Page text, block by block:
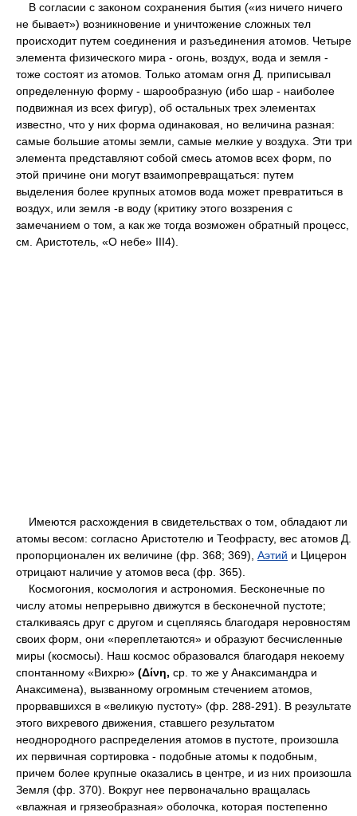
В согласии с законом сохранения бытия («из ничего ничего
не бывает») возникновение и уничтожение сложных тел
происходит путем соединения и разъединения атомов. Четыре
элемента физического мира - огонь, воздух, вода и земля -
тоже состоят из атомов. Только атомам огня Д. приписывал
определенную форму - шарообразную (ибо шар - наиболее
подвижная из всех фигур), об остальных трех элементах
известно, что у них форма одинаковая, но величина разная:
самые большие атомы земли, самые мелкие у воздуха. Эти три
элемента представляют собой смесь атомов всех форм, по
этой причине они могут взаимопревращаться: путем
выделения более крупных атомов вода может превратиться в
воздух, или земля -в воду (критику этого воззрения с
замечанием о том, а как же тогда возможен обратный процесс,
см. Аристотель, «О небе» III4).
Имеются расхождения в свидетельствах о том, обладают ли
атомы весом: согласно Аристотелю и Теофрасту, вес атомов Д.
пропорционален их величине (фр. 368; 369), Аэтий и Цицерон
отрицают наличие у атомов веса (фр. 365).
Космогония, космология и астрономия. Бесконечные по
числу атомы непрерывно движутся в бесконечной пустоте;
сталкиваясь друг с другом и сцепляясь благодаря неровностям
своих форм, они «переплетаются» и образуют бесчисленные
миры (космосы). Наш космос образовался благодаря некоему
спонтанному «Вихрю» (Δίνη, ср. то же у Анаксимандра и
Анаксимена), вызванному огромным стечением атомов,
прорвавшихся в «великую пустоту» (фр. 288-291). В результате
этого вихревого движения, ставшего результатом
неоднородного распределения атомов в пустоте, произошла
их первичная сортировка - подобные атомы к подобным,
причем более крупные оказались в центре, и из них произошла
Земля (фр. 370). Вокруг нее первоначально вращалась
«влажная и грязеобразная» оболочка, которая постепенно